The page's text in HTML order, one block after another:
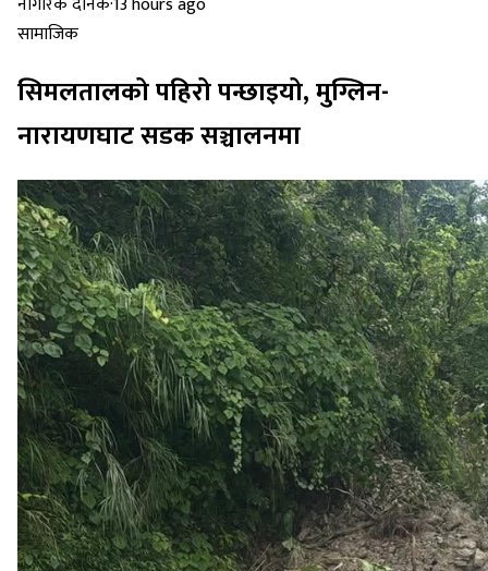
सामाजिक
सिमलतालको पहिरो पन्छाइयो, मुग्लिन-
नारायणघाट सडक सञ्चालनमा